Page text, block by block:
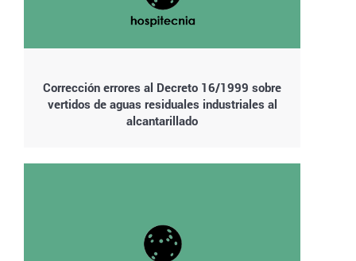
Corrección errores al Decreto 16/1999 sobre
vertidos de aguas residuales industriales al
alcantarillado